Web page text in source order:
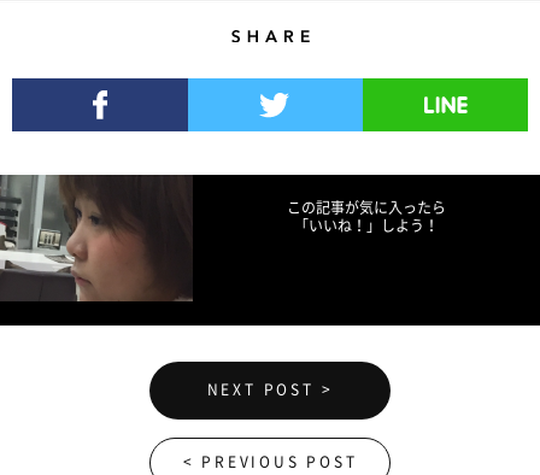
この記事が気に入ったら
「いいね！」しよう！
NEXT POST >
< PREVIOUS POST